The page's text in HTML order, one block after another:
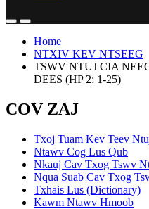
Home
NTXIV KEV NTSEEG
TSWV NTUJ CIA
DEES (HP 2: 1-25)
COV ZAJ
Txoj Tuam Kev Teev
Ntawv Cog Lus Qub
Nkauj Cav Txog Tswv
Nqua Suab Cav Txog
Txhais Lus (Dictionary)
Kawm Ntawv Hmoob